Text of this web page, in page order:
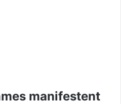
manifestent